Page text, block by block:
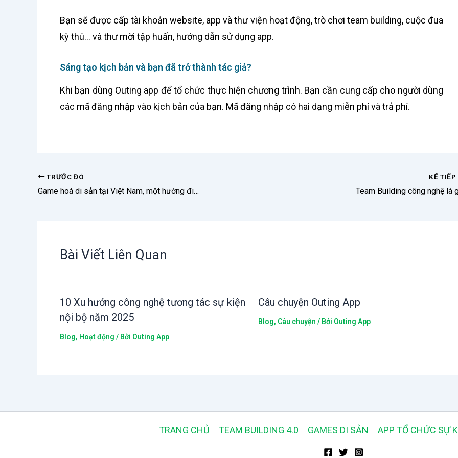
Bạn sẽ được cấp tài khoản website, app và thư viện hoạt động, trò chơi team building, cuộc đua
kỳ thú… và thư mời tập huấn, hướng dẫn sử dụng app.
Sáng tạo kịch bản và bạn đã trở thành tác giả?
Khi bạn dùng Outing app để tổ chức thực hiện chương trình. Bạn cần cung cấp cho người dùng
các mã đăng nhập vào kịch bản của bạn. Mã đăng nhập có hai dạng miễn phí và trả phí.
TRƯỚC ĐÓ
Game hoá di sản tại Việt Nam, một hướng đi mới đầy tiềm năng (Phần 1)
KẾ TIẾP
Team Building công nghệ là
Bài Viết Liên Quan
10 Xu hướng công nghệ tương tác sự kiện
nội bộ năm 2025
Blog, Hoạt động / Bởi Outing App
Câu chuyện Outing App
Blog, Câu chuyện / Bởi Outing App
TRANG CHỦ TEAM BUILDING 4.0 GAMES DI SẢN APP TỔ CHỨC SỰ